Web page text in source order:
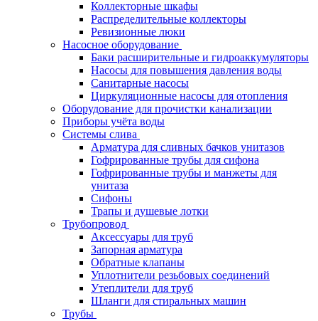
Коллекторные шкафы
Распределительные коллекторы
Ревизионные люки
Насосное оборудование
Баки расширительные и гидроаккумуляторы
Насосы для повышения давления воды
Санитарные насосы
Циркуляционные насосы для отопления
Оборудование для прочистки канализации
Приборы учёта воды
Системы слива
Арматура для сливных бачков унитазов
Гофрированные трубы для сифона
Гофрированные трубы и манжеты для
унитаза
Сифоны
Трапы и душевые лотки
Трубопровод
Аксессуары для труб
Запорная арматура
Обратные клапаны
Уплотнители резьбовых соединений
Утеплители для труб
Шланги для стиральных машин
Трубы